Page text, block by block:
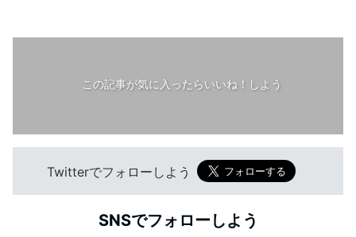
この記事が気に入ったらいいね！しよう
Twitterでフォローしよう
SNSでフォローしよう